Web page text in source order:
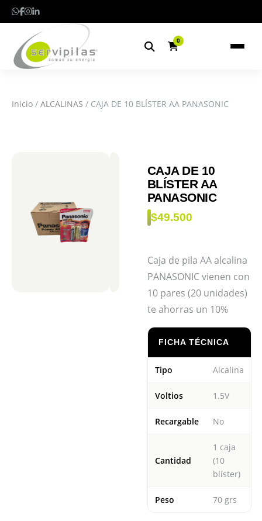
0
Inicio / ALCALINAS / CAJA DE 10 BLÍSTER AA PANASONIC
CAJA DE 10
BLÍSTER AA
PANASONIC
$49.500
Caja de pila AA alcalina
PANASONIC vienen con
10 pares (20 unidades)
te ahorras un 10%
FICHA TÉCNICA
Tipo Alcalina
Voltios 1.5V
Recargable No
Cantidad
1 caja
(10
blíster)
Peso 70 grs